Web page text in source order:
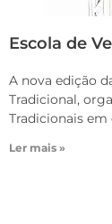
Escola de
A nova edição
Tradicional,
Tradicionais em
Ler mais »